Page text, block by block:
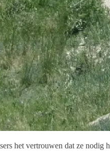
het vertrouwen dat ze